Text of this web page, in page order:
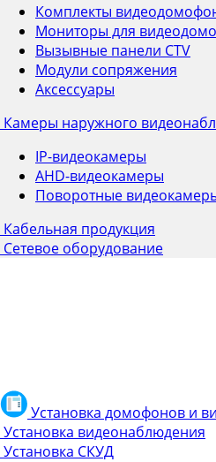
Комплекты
Мониторы для
Вызывные панели CTV
Модули сопряжения
Аксессуары
Камеры наружного
IP-видеокамеры
AHD-видеокамеры
Поворотные
Кабельная продукция
Сетевое оборудование
Установка домофонов и
Установка видеонаблюдения
Установка СКУД